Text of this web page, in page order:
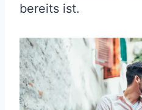
bereits ist.